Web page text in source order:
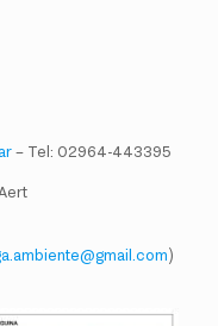
– Tel: 02964-443395
)